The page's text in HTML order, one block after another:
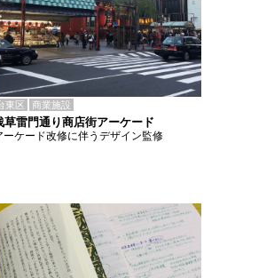
東区 商業施設
草雷門通り商店街アーケード
ーケード改修に伴うデザイン監修